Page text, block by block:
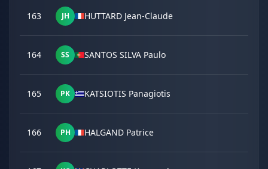
163 JH HUTTARD Jean-Claude
164 SS SANTOS SILVA Paulo
165 PK KATSIOTIS Panagiotis
166 PH HALGAND Patrice